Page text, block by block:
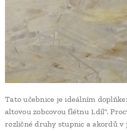
Tato učebnice je ideálním
altovou zobcovou flétnu 1.díl".
rozličné druhy stupnic a akordů v